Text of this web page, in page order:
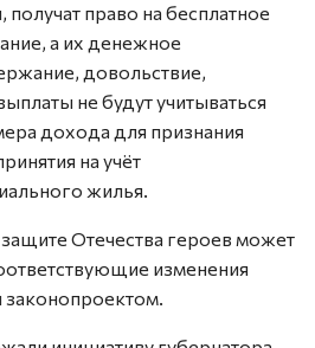
право на бесплатное
а их денежное
довольствие,
не будут учитываться
дохода для признания
на учёт
жилья.
Отечества героев может
изменения